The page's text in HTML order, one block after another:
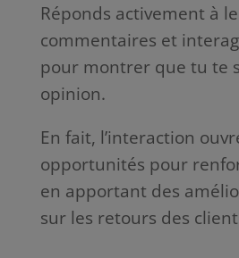
Réponds activement à
commentaires et
pour montrer que tu te
opinion.
En fait, l’interaction
opportunités pour
en apportant des
sur les retours des